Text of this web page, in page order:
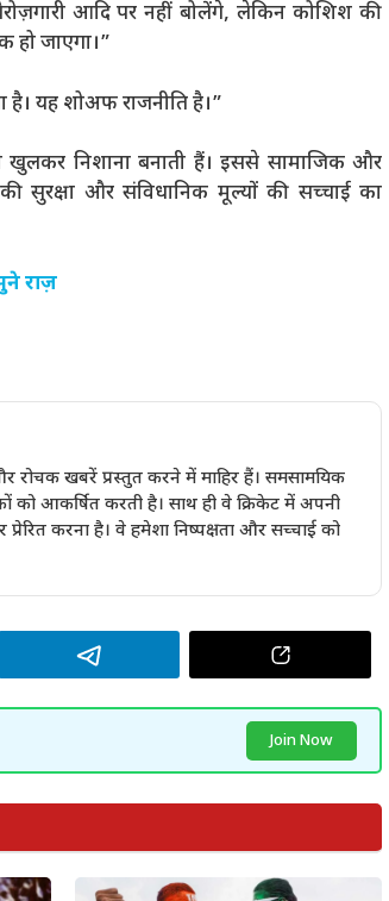
आदि पर नहीं बोलेंगे, लेकिन कोशिश की
हो जाएगा।”
यह शोअफ राजनीति है।”
खुलकर निशाना बनाती हैं। इससे सामाजिक और
सुरक्षा और संविधानिक मूल्यों की सच्चाई का
राज़
खबरें प्रस्तुत करने में माहिर हैं। समसामयिक
आकर्षित करती है। साथ ही वे क्रिकेट में अपनी
करना है। वे हमेशा निष्पक्षता और सच्चाई को
Join Now